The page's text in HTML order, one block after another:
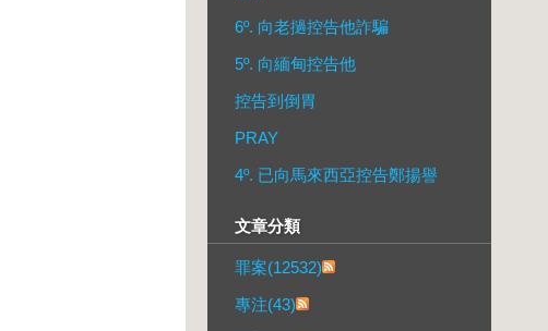
6º. 向老撾控告他詐騙
5º. 向緬甸控告他
控告到倒胃
PRAY
4º. 已向馬來西亞控告鄭揚譽
文章分類
罪案(12532)
專注(43)